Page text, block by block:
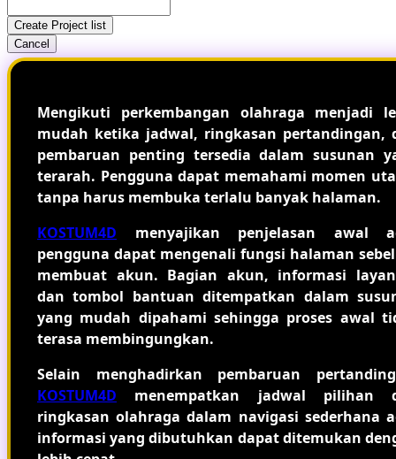
Create Project list
Cancel
Mengikuti perkembangan olahraga menjadi
mudah ketika jadwal, ringkasan pertandingan,
pembaruan penting tersedia dalam susunan
terarah. Pengguna dapat memahami momen
tanpa harus membuka terlalu banyak halaman.
KOSTUM4D menyajikan penjelasan awal
pengguna dapat mengenali fungsi halaman
membuat akun. Bagian akun, informasi
dan tombol bantuan ditempatkan dalam
yang mudah dipahami sehingga proses awal
terasa membingungkan.
Selain menghadirkan pembaruan
KOSTUM4D menempatkan jadwal pilihan
ringkasan olahraga dalam navigasi sederhana
informasi yang dibutuhkan dapat ditemukan